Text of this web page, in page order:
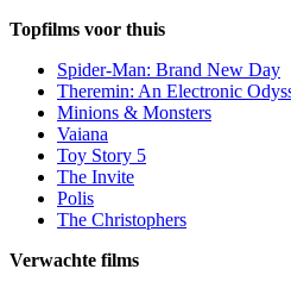
Topfilms voor thuis
Spider-Man: Brand New Day
Theremin: An Electronic
Minions & Monsters
Vaiana
Toy Story 5
The Invite
Polis
The Christophers
Verwachte films